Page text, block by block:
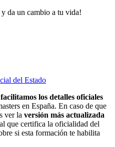
da un cambio a tu vida!
del Estado
los detalles oficiales
en España. En caso de que
ver la versión más actualizada
que certifica la oficialidad del
si esta formación te habilita